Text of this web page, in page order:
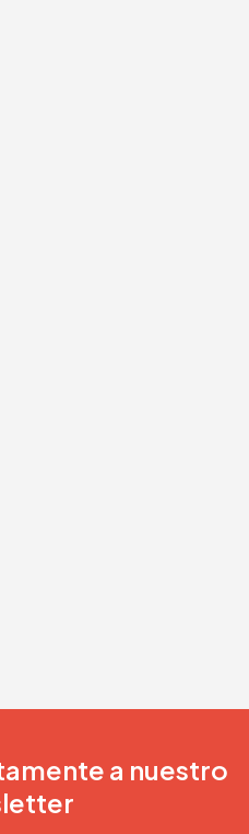
a nuestro